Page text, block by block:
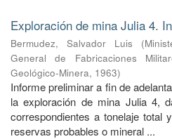
Exploración de mina Julia 4.
Bermudez, Salvador Luis (
General de Fabricaciones
Geológico-Minera, 1963)
Informe preliminar a fin de
la exploración de mina Julia 4,
correspondientes a tonelaje total
reservas probables o mineral ...